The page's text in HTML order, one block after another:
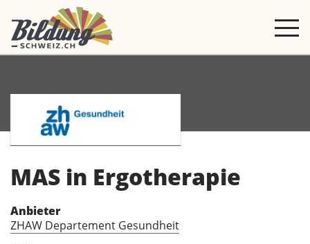
MAS in Ergotherapie
Anbieter
ZHAW Departement Gesundheit